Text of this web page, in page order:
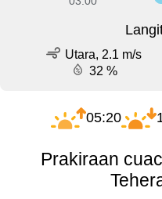
Utara, 2.1 m/s
32 %
05:20
Prakiraan